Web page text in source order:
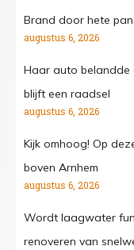
Brand door hete
augustus 6, 2026
Haar auto belandde
blijft een raadsel
augustus 6, 2026
Kijk omhoog! Op
boven Arnhem
augustus 6, 2026
Wordt laagwater
renoveren van